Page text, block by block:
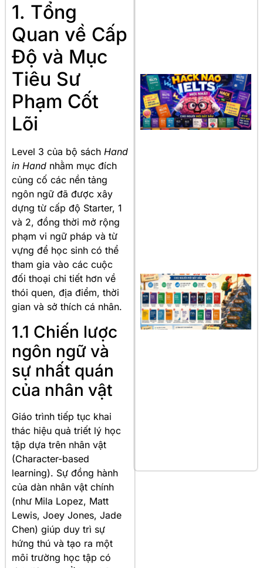
1. Tổng
Quan về Cấp
Độ và Mục
Tiêu Sư
Phạm Cốt
Lõi
Level 3 của bộ sách Hand
in Hand nhằm mục đích
củng cố các nền tảng
ngôn ngữ đã được xây
dựng từ cấp độ Starter, 1
và 2, đồng thời mở rộng
phạm vi ngữ pháp và từ
vựng để học sinh có thể
tham gia vào các cuộc
đối thoại chi tiết hơn về
thói quen, địa điểm, thời
gian và sở thích cá nhân.
1.1 Chiến lược
ngôn ngữ và
sự nhất quán
của nhân vật
Giáo trình tiếp tục khai
thác hiệu quả triết lý học
tập dựa trên nhân vật
(Character-based
learning). Sự đồng hành
của dàn nhân vật chính
(như Mila Lopez, Matt
Lewis, Joey Jones, Jade
Chen) giúp duy trì sự
hứng thú và tạo ra một
môi trường học tập có